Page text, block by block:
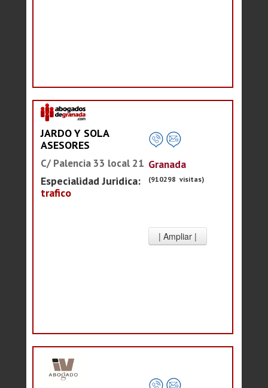
JARDO Y SOLA
ASESORES
C/ Palencia 33 local 21
Especialidad Juridica:
trafico
Granada
(910298 visitas)